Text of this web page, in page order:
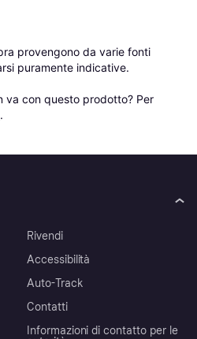
provengono da varie fonti
puramente indicative.
va con questo prodotto? Per
.
Rivendi
Accessibilità
Auto-Track
Contatti
Informazioni di contatto per le